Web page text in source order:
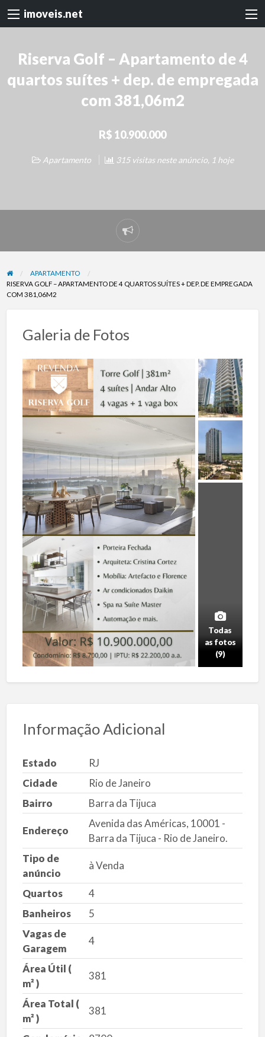
imoveis.net
Riserva Golf – Apartamento de 4
quartos suítes + dep. de empregada
com 381,06m2
R$ 10.900.000
Apartamento 315 visitas neste anúncio, 1 hoje
Denunciar
problema
APARTAMENTO
RISERVA GOLF – APARTAMENTO DE 4 QUARTOS SUÍTES + DEP. DE EMPREGADA
COM 381,06M2
Galeria de Fotos
Todas
as fotos
(9)
Informação Adicional
Estado
RJ
Cidade
Rio de Janeiro
Bairro
Barra da Tijuca
Endereço
Avenida das Américas, 10001 -
Barra da Tijuca - Rio de Janeiro.
Tipo de
anúncio
à Venda
Quartos
4
Banheiros
5
Vagas de
Garagem
4
Área Útil (
m² )
381
Área Total (
m² )
381